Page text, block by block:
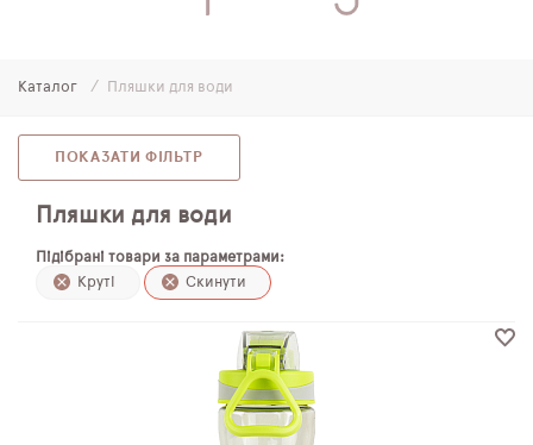
МОЛОДІЖНІ РЮКЗАКИ
ПЕНАЛИ
МІШКИ ДЛЯ ВЗУТТЯ
ПЛЯШКИ ДЛЯ ВОДИ
Каталог Пляшки для води
ПОКАЗАТИ ФІЛЬТР
Пляшки для води
Підібрані товари за параметрами:
Круті
Скинути